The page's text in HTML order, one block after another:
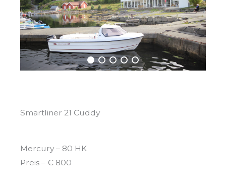
Smartliner 21 Cuddy
Mercury – 80 HK
Preis – € 800